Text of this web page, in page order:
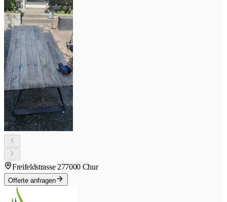
Freifeldstrasse 277000 Chur
Offerte anfragen